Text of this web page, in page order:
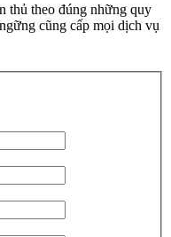
thủ theo đúng những quy
cũng cấp mọi dịch vụ